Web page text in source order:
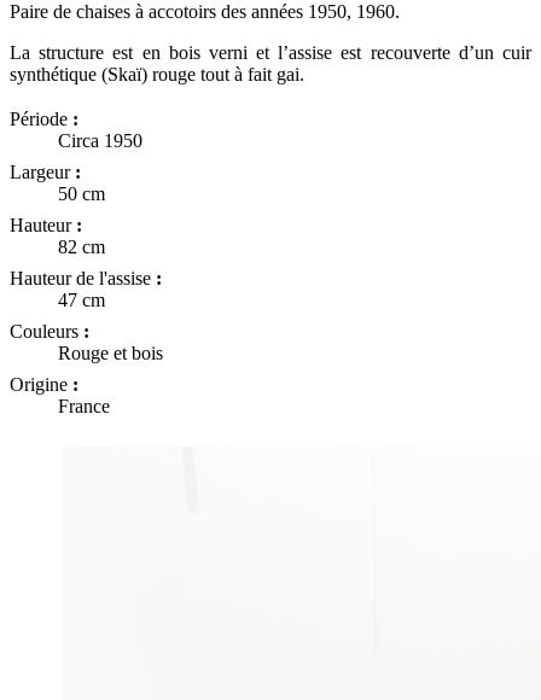
Paire de chaises à accotoirs des années 1950, 1960.
La structure est en bois verni et l’assise est recouverte d’un cuir
synthétique (Skaï) rouge tout à fait gai.
Période :
Circa 1950
Largeur :
50 cm
Hauteur :
82 cm
Hauteur de l'assise :
47 cm
Couleurs :
Rouge et bois
Origine :
France